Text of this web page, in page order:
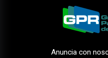
Anuncia con